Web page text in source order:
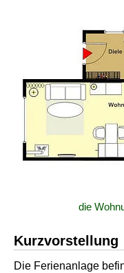
die
Kurzvorstellung
Die Ferienanlage